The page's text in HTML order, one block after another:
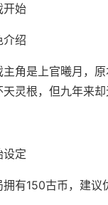
开始
介绍
主角是上官曦月，
天灵根，但九年来
设定
拥有150古币，建议